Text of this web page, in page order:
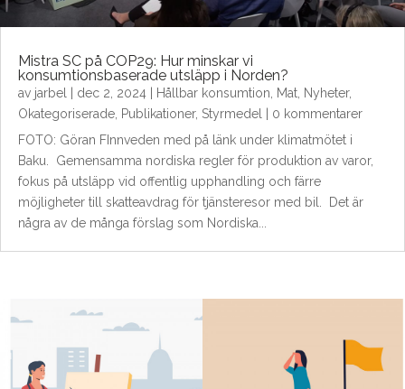
Mistra SC på COP29: Hur minskar vi
konsumtionsbaserade utsläpp i Norden?
av jarbel dec 2, 2024 Hållbar konsumtion, Mat, Nyheter,
Okategoriserade, Publikationer, Styrmedel | 0 kommentarer
FOTO: Göran FInnveden med på länk under klimatmötet i
Baku. Gemensamma nordiska regler för produktion av varor,
fokus på utsläpp vid offentlig upphandling och färre
möjligheter till skatteavdrag för tjänsteresor med bil. Det är
några av de många förslag som Nordiska...